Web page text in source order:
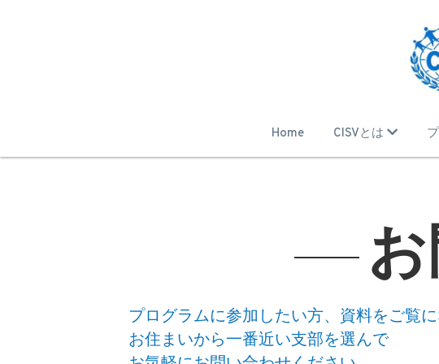
Home CISVとは
プログラムに参加したい方、資料をご覧に
お住まいから一番近い支部を選んで